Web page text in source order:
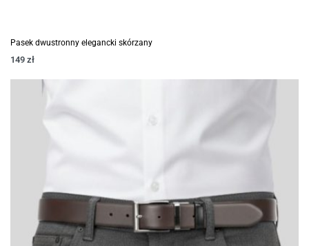
Pasek dwustronny elegancki skórzany
149 zł